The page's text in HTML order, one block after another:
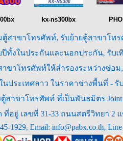
kx-ns300bx
สาขาโทรศัพท์, รับย้ายตู้สาขาโท
ทั้งในประกันและนอกประกัน, รับ
ขาโทรศัพท์ให้สำรองระหว่างซ่อ
ประเทศลาว ในราคาช่างพื้นที่ -
าขาโทรศัพท์ ที่เป็นพันธมิตร Joint
ที่อยู่ เลขที่ 31-33 ถนนสตรีวิทยา 2
1929, Email: info@pabx.co.th,